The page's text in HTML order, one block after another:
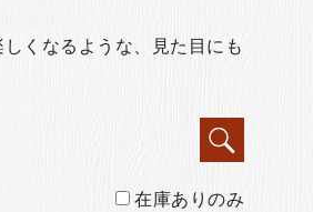
くなるような、見た目にも
在庫ありのみ